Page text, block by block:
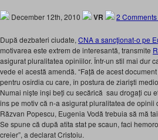
December 12th, 2010 VR 2 Comments
După dezbateri ciudate, CNA a sancţionat-o pe
motivarea este extrem de interesantă, transmite
asigurat pluralitatea opiniilor. Într-un stil mai dur
vede el acestă amendă. “Față de acest
pentru osîrdia cu care, în postura de ziariști
Numai niște inși beți cu secărică sau drogați cu
ins pe motiv că n-a asigurat pluralitatea de
Răzvan Popescu, Eugenia Vodă trebuia să mă
Se spune că după atîta stat pe scaun, faci
creier”, a declarat Cristoiu.